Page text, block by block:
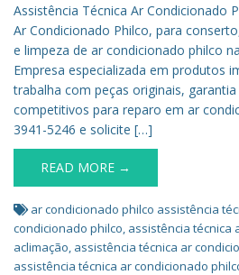
Assistência Técnica Ar Condicionado
Ar Condicionado Philco, para
e limpeza de ar condicionado philco
Empresa especializada em produtos
trabalha com peças originais,
competitivos para reparo em ar
3941-5246 e solicite […]
READ MORE →
ar condicionado philco assistência
condicionado philco, assistência técnica
aclimação, assistência técnica ar
assistência técnica ar condicionado